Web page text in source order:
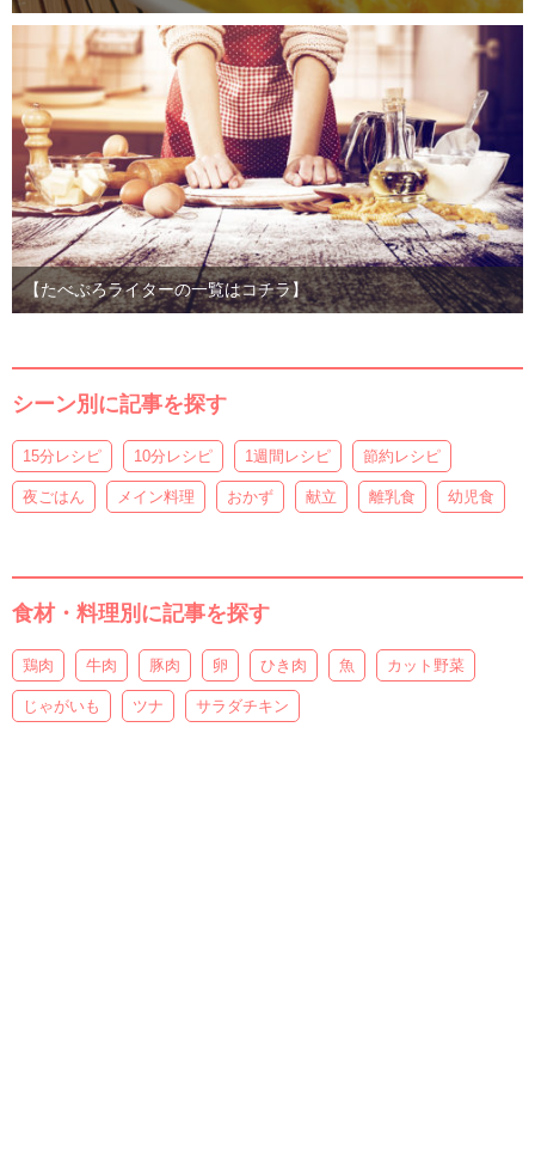
【たべぷろライターの一覧はコチラ】
シーン別に記事を探す
15分レシピ 10分レシピ 1週間レシピ 節約レシピ
夜ごはん メイン料理 おかず 献立 離乳食 幼児食
食材・料理別に記事を探す
鶏肉 牛肉 豚肉 卵 ひき肉 魚 カット野菜
じゃがいも ツナ サラダチキン